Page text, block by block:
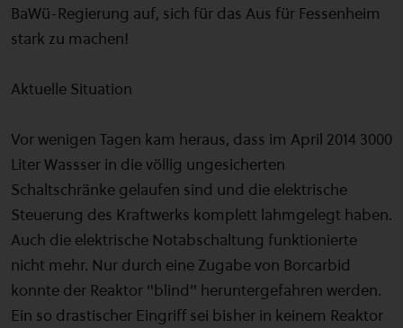
BaWü-Regierung auf, sich für das Aus für Fessenheim
stark zu machen!
Aktuelle Situation
Vor wenigen Tagen kam heraus, dass im April 2014 3000
Liter Wassser in die völlig ungesicherten
Schaltschränke gelaufen sind und die elektrische
Steuerung des Kraftwerks komplett lahmgelegt haben.
Auch die elektrische Notabschaltung funktionierte
nicht mehr. Nur durch eine Zugabe von Borcarbid
konnte der Reaktor "blind" heruntergefahren werden.
Ein so drastischer Eingriff sei bisher in keinem Reaktor